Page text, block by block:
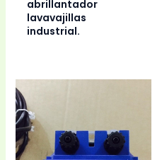
abrillantador
lavavajillas
industrial.